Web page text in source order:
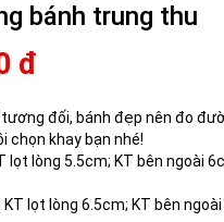
bánh trung thu
đ
đối, bánh đẹp nên đo
chọn khay bạn nhé!
lọt lòng 5.5cm; KT bên ngoài
KT lọt lòng 6.5cm; KT bên